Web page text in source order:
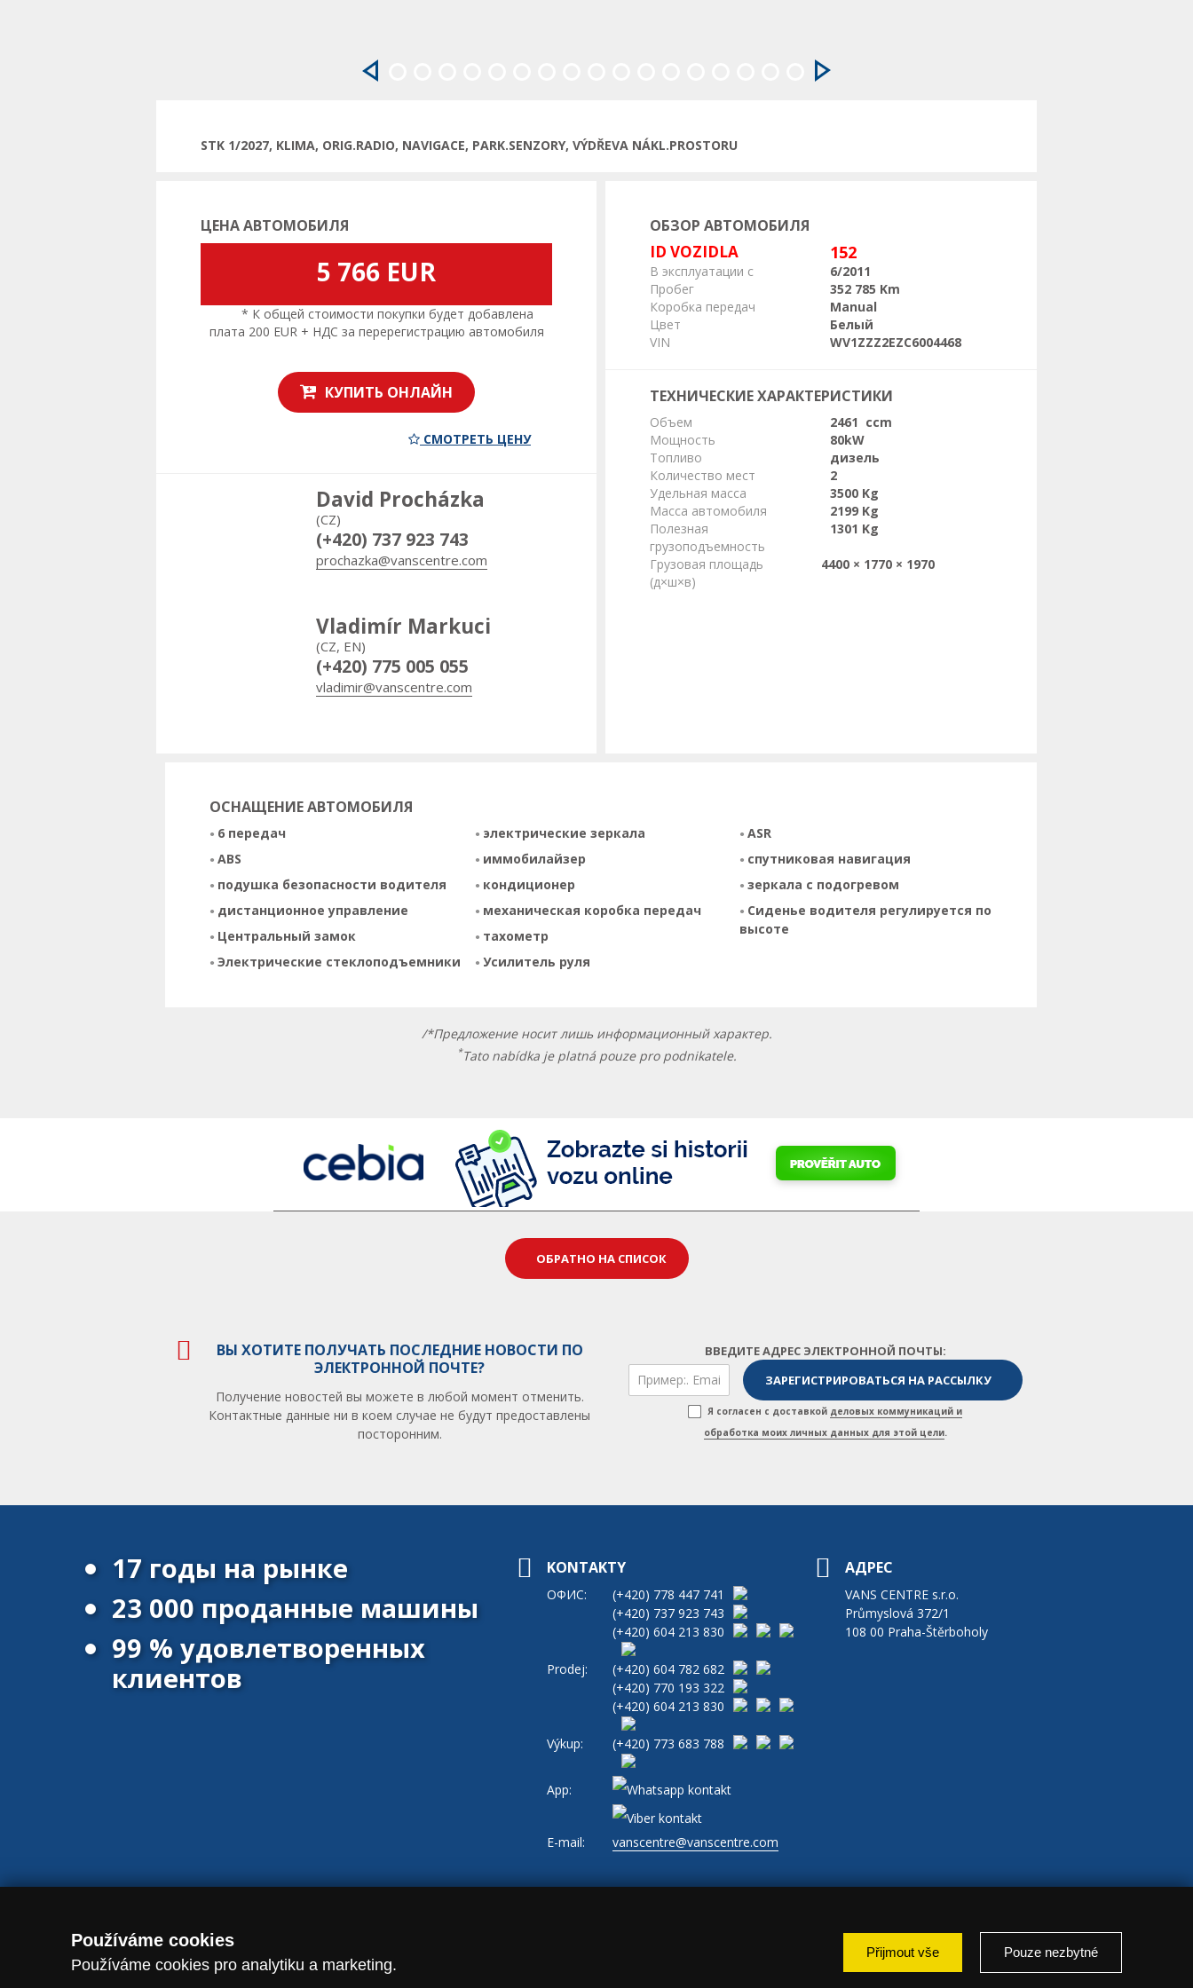
STK 1/2027, KLIMA, ORIG.RADIO, NAVIGACE, PARK.SENZORY, VÝDŘEVA NÁKL.PROSTORU
ЦЕНА АВТОМОБИЛЯ
5 766 EUR
* К общей стоимости покупки будет добавлена
плата 200 EUR + НДС за перерегистрацию автомобиля
КУПИТЬ ОНЛАЙН
СМОТРЕТЬ ЦЕНУ
David Procházka
(CZ)
(+420) 737 923 743
prochazka@vanscentre.com
Vladimír Markuci
(CZ, EN)
(+420) 775 005 055
vladimir@vanscentre.com
ОБЗОР АВТОМОБИЛЯ
ID VOZIDLA 152
В эксплуатации с
6/2011
Пробег
352 785 Km
Коробка передач
Manual
Цвет
Белый
VIN
WV1ZZZ2EZC6004468
ТЕХНИЧЕСКИЕ ХАРАКТЕРИСТИКИ
Объем
2461 ccm
Мощность
80kW
Топливо
дизель
Количество мест
2
Удельная масса
3500 Kg
Масса автомобиля
2199 Kg
Полезная
грузоподъемность
1301 Kg
Грузовая площадь
(д×ш×в)
4400 × 1770 × 1970
ОСНАЩЕНИЕ АВТОМОБИЛЯ
6 передач
ABS
подушка безопасности водителя
дистанционное управление
Центральный замок
Электрические стеклоподъемники
электрические зеркала
иммобилайзер
кондиционер
механическая коробка передач
тахометр
Усилитель руля
ASR
спутниковая навигация
зеркала с подогревом
Сиденье водителя регулируется по
высоте
/*Предложение носит лишь информационный характер.
*Tato nabídka je platná pouze pro podnikatele.
ОБРАТНО НА СПИСОК
ВЫ ХОТИТЕ ПОЛУЧАТЬ ПОСЛЕДНИЕ НОВОСТИ ПО
ЭЛЕКТРОННОЙ ПОЧТЕ?
Получение новостей вы можете в любой момент отменить.
Контактные данные ни в коем случае не будут предоставлены
посторонним.
ВВЕДИТЕ АДРЕС ЭЛЕКТРОННОЙ ПОЧТЫ:
Я согласен с доставкой деловых коммуникаций и
обработка моих личных данных для этой цели.
17 годы на рынке
23 000 проданные машины
99 % удовлетворенных
клиентов
KONTAKTY
ОФИС: (+420) 778 447 741
(+420) 737 923 743
(+420) 604 213 830
Prodej: (+420) 604 782 682
(+420) 770 193 322
(+420) 604 213 830
Výkup: (+420) 773 683 788
App:
E-mail: vanscentre@vanscentre.com
АДРЕС
VANS CENTRE s.r.o.
Průmyslová 372/1
108 00 Praha-Štěrboholy
Používáme cookies
Používáme cookies pro analytiku a marketing.
Přijmout vše Pouze nezbytné